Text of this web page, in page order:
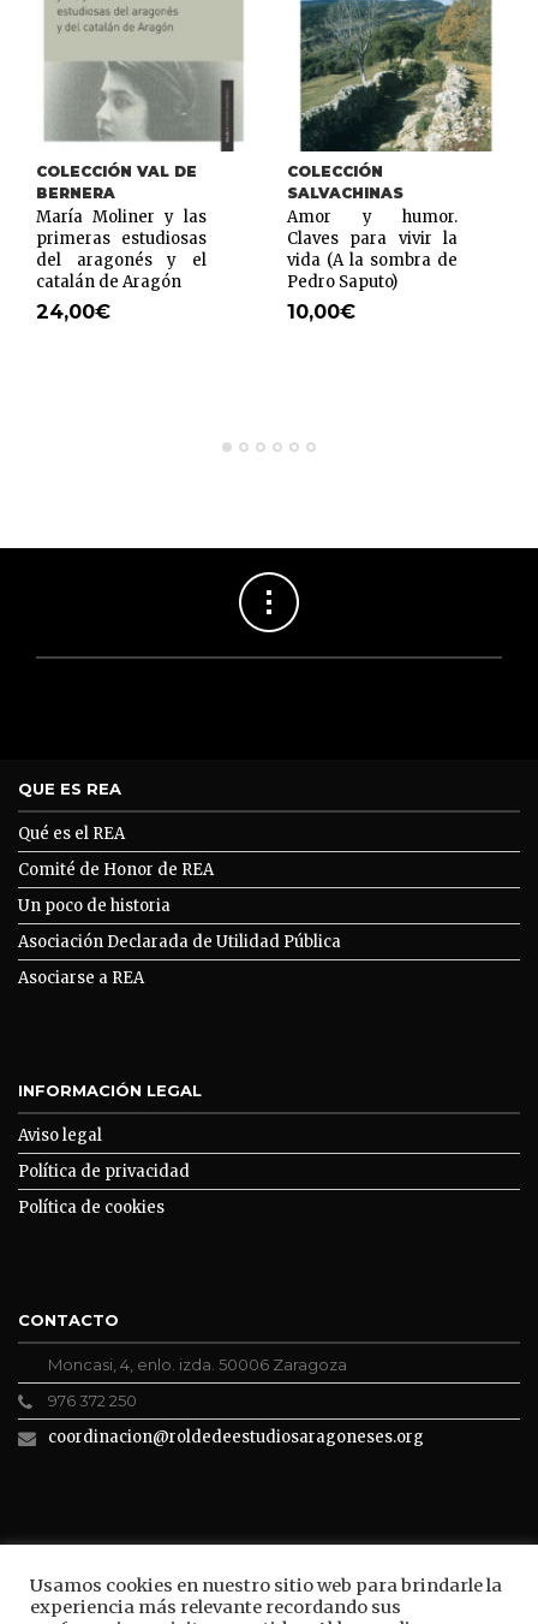
COLECCIÓN VAL DE
BERNERA
María Moliner y las
primeras estudiosas
del aragonés y el
catalán de Aragón
24,00€
COLECCIÓN
SALVACHINAS
Amor y humor.
Claves para vivir la
vida (A la sombra de
Pedro Saputo)
10,00€
Usamos cookies en nuestro sitio web para brindarle la
experiencia más relevante recordando sus
QUE ES REA
Qué es el REA
Comité de Honor de REA
Un poco de historia
Asociación Declarada de Utilidad Pública
Asociarse a REA
INFORMACIÓN LEGAL
Aviso legal
Política de privacidad
Política de cookies
CONTACTO
Moncasi, 4, enlo. izda. 50006 Zaragoza
976 372 250
coordinacion@roldedeestudiosaragoneses.org
ROLDE CONECTA